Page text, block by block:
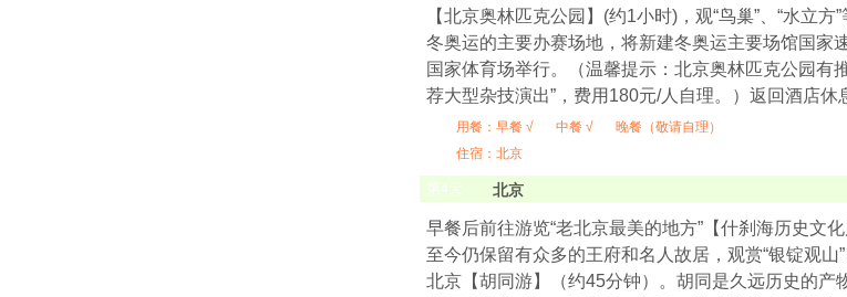
【北京奥林匹克公园】(约1小时)，观“鸟巢”、“水立
冬奥运的主要办赛场地，将新建冬奥运主要场馆国家
国家体育场举行。（温馨提示：北京奥林匹克公园有
荐大型杂技演出”，费用180元/人自理。）返回酒店休
用餐： 早餐 √ 中餐 √
晚餐（敬请自理）
住宿：北京
第4天 北京
早餐后前往游览“老北京最美的地方”【什刹海历史文
至今仍保留有众多的王府和名人故居，观赏“银锭观
北京【胡同游】（约45分钟）。胡同是久远历史的